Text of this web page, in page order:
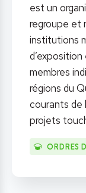
est un
regroupe et
institutions
membres
régions du
courants de
projets
ORDRES